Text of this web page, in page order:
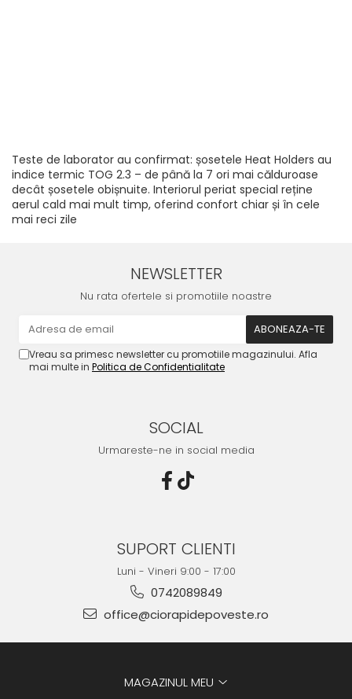
Teste de laborator au confirmat: șosetele Heat Holders au
indice termic TOG 2.3 – de până la 7 ori mai călduroase
decât șosetele obișnuite. Interiorul periat special reține
aerul cald mai mult timp, oferind confort chiar și în cele
mai reci zile
NEWSLETTER
Nu rata ofertele si promotiile noastre
Vreau sa primesc newsletter cu promotiile magazinului. Afla
mai multe in Politica de Confidentialitate
SOCIAL
Urmareste-ne in social media
SUPORT CLIENTI
Luni - Vineri 9:00 - 17:00
0742089849
office@ciorapidepoveste.ro
MAGAZINUL MEU